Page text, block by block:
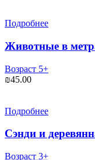
Подробнее
Животные в
Возраст 5+
₪45.00
Подробнее
Сэнди и
Возраст 3+